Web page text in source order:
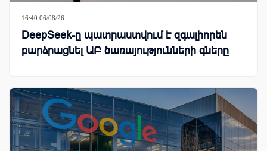
16:40 06/08/26
DeepSeek-ը պատրաստվում է զգալիորեն
բարձրացնել ԱԲ ծառայությունների գները